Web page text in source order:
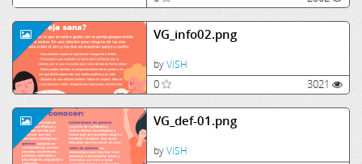
VG_info02.png
byViSH
0 3021
VG_def-01.png
byViSH